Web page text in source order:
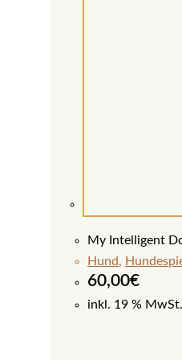
My Intelligent
Hund,
60,00€
inkl. 19 % MwSt.